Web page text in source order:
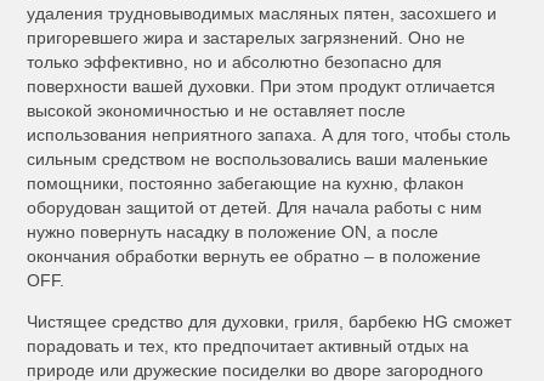
удаления трудновыводимых масляных пятен, засохшего и
пригоревшего жира и застарелых загрязнений. Оно не
только эффективно, но и абсолютно безопасно для
поверхности вашей духовки. При этом продукт отличается
высокой экономичностью и не оставляет после
использования неприятного запаха. А для того, чтобы столь
сильным средством не воспользовались ваши маленькие
помощники, постоянно забегающие на кухню, флакон
оборудован защитой от детей. Для начала работы с ним
нужно повернуть насадку в положение ON, а после
окончания обработки вернуть ее обратно – в положение
OFF.
Чистящее средство для духовки, гриля, барбекю HG сможет
порадовать и тех, кто предпочитает активный отдых на
природе или дружеские посиделки во дворе загородного